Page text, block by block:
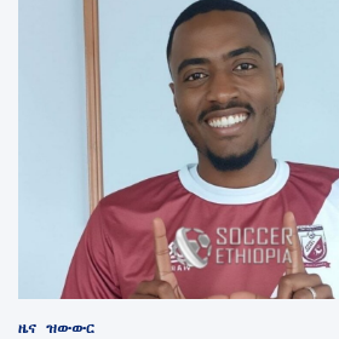
ዜና ዝውውር